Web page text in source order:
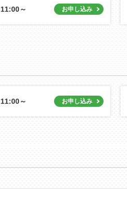
11:00～
11:00～